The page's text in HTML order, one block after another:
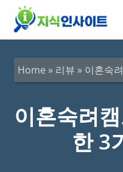
Home » 리뷰 » 이혼숙
이혼숙려
한 3